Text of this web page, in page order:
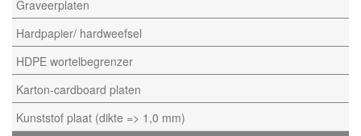
Graveerplaten
Hardpapier/ hardweefsel
HDPE wortelbegrenzer
Karton-cardboard platen
Kunststof plaat (dikte => 1,0 mm)